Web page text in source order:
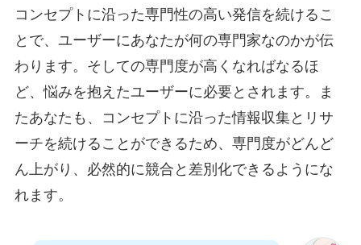
コンセプトに沿った専門性の高い発信を続けるこ
とで、ユーザーにあなたが何の専門家なのかが伝
わります。そしての専門度が高くなればなるほ
ど、悩みを抱えたユーザーに必要とされます。ま
たあなたも、コンセプトに沿った情報収集とリサ
ーチを続けることができるため、専門度がどんど
ん上がり、必然的に競合と差別化できるようにな
れます。